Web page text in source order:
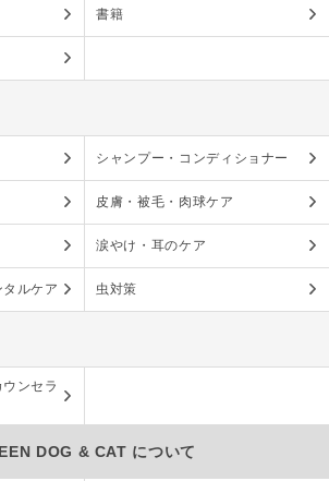
書籍
シャンプー・コンディショナー
皮膚・被毛・肉球ケア
涙やけ・耳のケア
ルケア 虫対策
ンセラ
DOG & CAT について